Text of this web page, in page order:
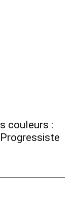
couleurs :